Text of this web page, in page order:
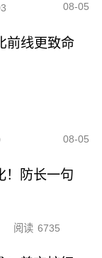
08-05
前线更致命
08-05
！防长一句
阅读 6735